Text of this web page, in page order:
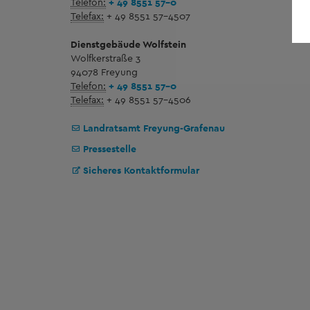
Telefax: + 49 8551 57-4507
Dienstgebäude Wolfstein
Wolfkerstraße 3
94078 Freyung
Telefon: + 49 8551 57-0
Telefax: + 49 8551 57-4506
Landratsamt Freyung-Grafenau
Pressestelle
Sicheres Kontaktformular